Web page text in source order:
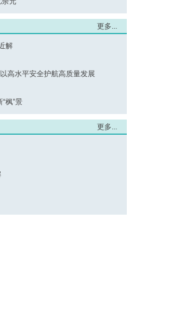
更多...
解
高水平安全护航高质量发展
枫”景
更多...